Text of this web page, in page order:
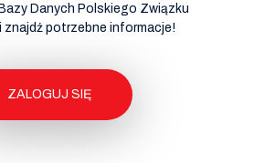
Danych Polskiego Związku
znajdź potrzebne informacje!
ZALOGUJ SIĘ